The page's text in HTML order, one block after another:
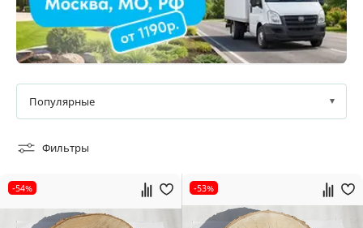
0,3 кг
Популярные
Фильтры
-54% -53%